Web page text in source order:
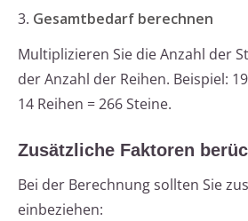
3. Gesamtbedarf berechnen
Multiplizieren Sie die Anzahl der
der Anzahl der Reihen. Beispiel:
14 Reihen = 266 Steine.
Zusätzliche Faktoren
Bei der Berechnung sollten Sie
einbeziehen: